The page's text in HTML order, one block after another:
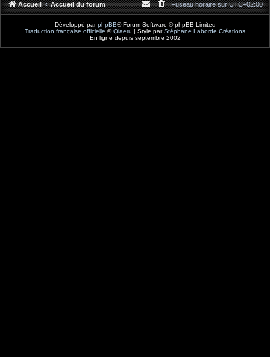
Accueil Accueil du forum Fuseau horaire surUTC+02:00
Développé parphpBB® Forum Software © phpBB Limited
Traduction française officielle ©Qiaeru | Style parStéphane Laborde Créations
En ligne depuis septembre 2002